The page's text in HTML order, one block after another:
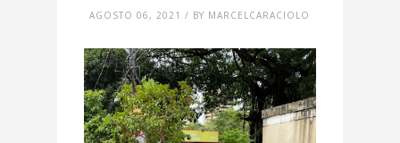
AGOSTO 06, 2021 / BY MARCELCARACIOLO